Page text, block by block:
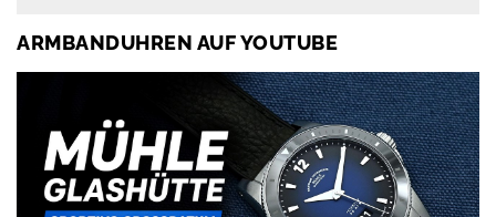
ARMBANDUHREN AUF YOUTUBE